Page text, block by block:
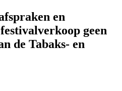
Welzijn en Sport
minister van Justitie en Veiligheid)),
cbb-exclusiviteitsafspraken-
geen-reclame-in-de-zin-van-
en
geen
de Tabaks- en